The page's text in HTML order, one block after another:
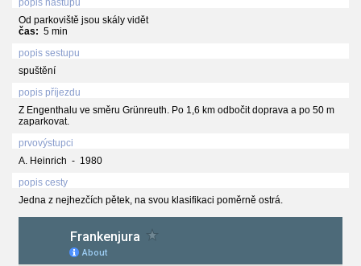
popis nástupu
Od parkoviště jsou skály vidět
čas: 5 min
popis sestupu
spuštění
popis příjezdu
Z Engenthalu ve směru Grünreuth. Po 1,6 km odbočit doprava a po 50 m
zaparkovat.
prvovýstupci
A. Heinrich - 1980
popis cesty
Jedna z nejhezčích pětek, na svou klasifikaci poměrně ostrá.